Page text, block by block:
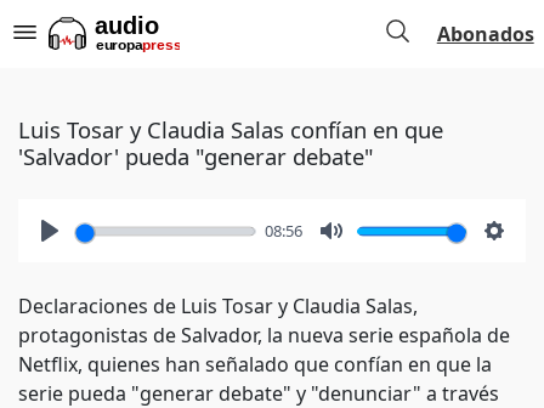
Abonados
Luis Tosar y Claudia Salas confían en que
'Salvador' pueda "generar debate"
08:56
Declaraciones de Luis Tosar y Claudia Salas,
protagonistas de Salvador, la nueva serie española de
Netflix, quienes han señalado que confían en que la
serie pueda "generar debate" y "denunciar" a través